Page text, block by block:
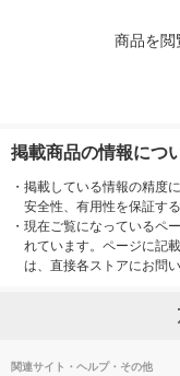
商品を閲
掲載商品の情報につ
・ 掲載している情報の精度
安全性、有用性を保証す
・ 現在ご覧になっているペ
れています。ページに記
は、直接各ストアにお問
関連サイト・ヘルプ・その他